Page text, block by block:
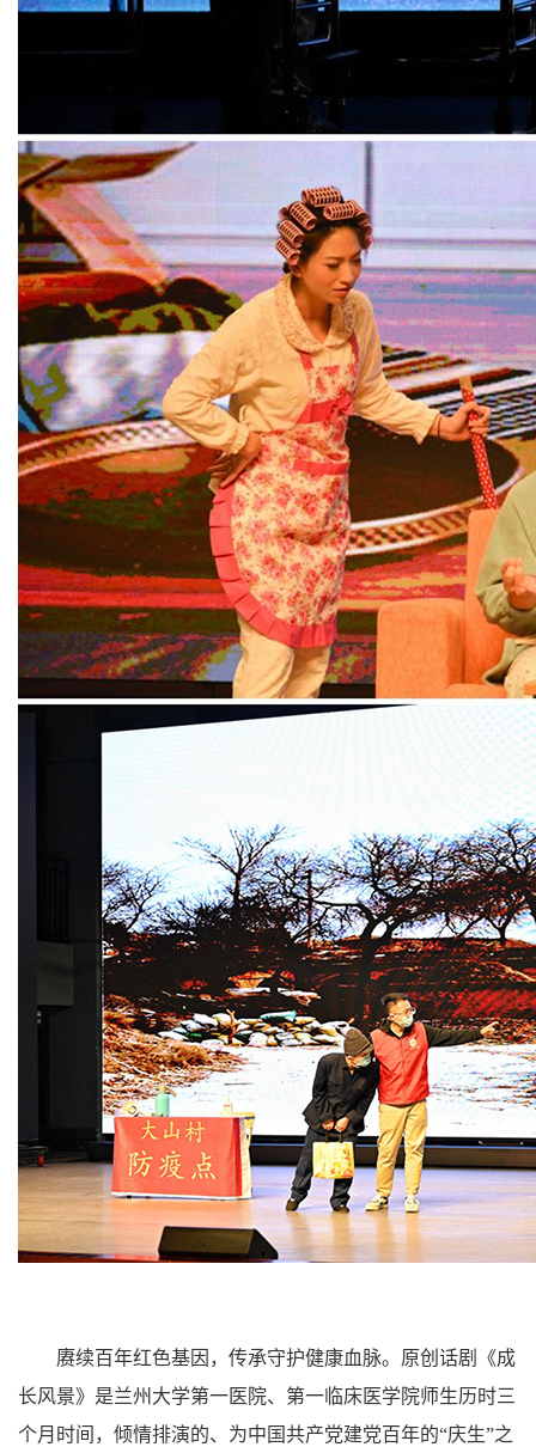
赓续百年红色基因，传承守护健康血脉。原创话剧《成
长风景》是兰州大学第一医院、第一临床医学院师生历时三
个月时间，倾情排演的、为中国共产党建党百年的“庆生”之